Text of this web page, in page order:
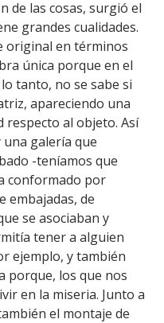
de las cosas, surgió el
grandes cualidades.
original en términos
única porque en el
tanto, no se sabe si
apareciendo una
respecto al objeto. Así
galería que
-teníamos que
conformado por
embajadas, de
se asociaban y
tener a alguien
ejemplo, y también
porque, los que nos
en la miseria. Junto a
el montaje de